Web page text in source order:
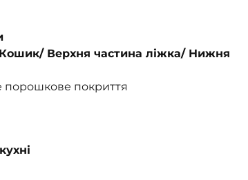
Верхня частина ліжка/ Нижня
порошкове покриття